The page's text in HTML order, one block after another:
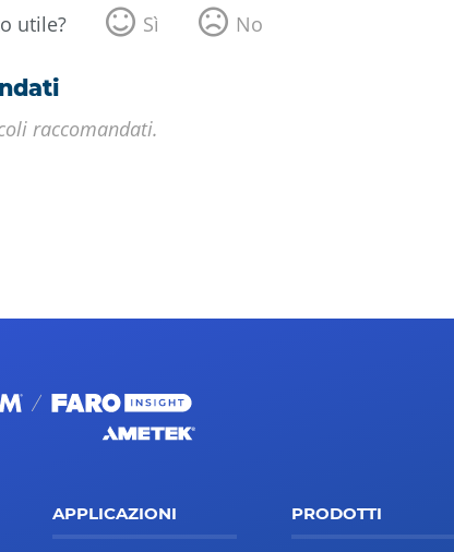
utile? Sì No
raccomandati.
APPLICAZIONI PRODOTTI